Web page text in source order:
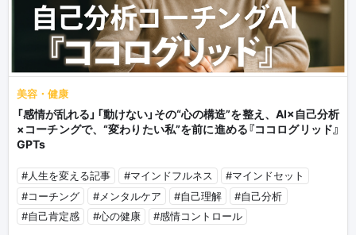
美容・健康
「感情が乱れる」「動けない」その“心の構造”を整え、AI×自己分析
×コーチングで、“変わりたい私”を前に進める『ココログリッド』
GPTs
#人生を変える記事 #マインドフルネス
#マインドセット
#コーチング
#メンタルケア #自己理解
#自己分析
#自己肯定感
#心の健康 #感情コントロール